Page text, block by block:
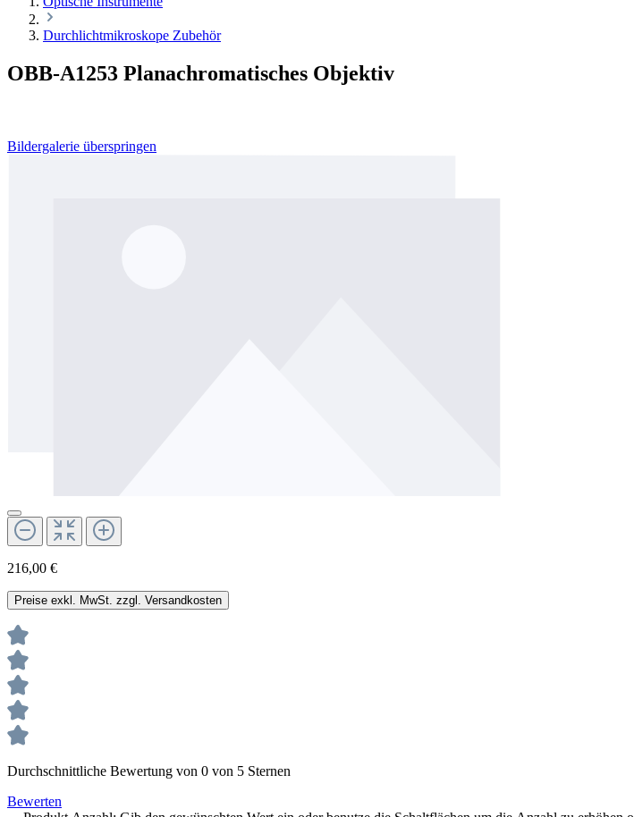
Durchlichtmikroskope Zubehör
OBB-A1253 Planachromatisches Objektiv
Bildergalerie überspringen
216,00 €
Preise exkl. MwSt. zzgl. Versandkosten
Durchschnittliche Bewertung von 0 von 5 Sternen
Bewerten